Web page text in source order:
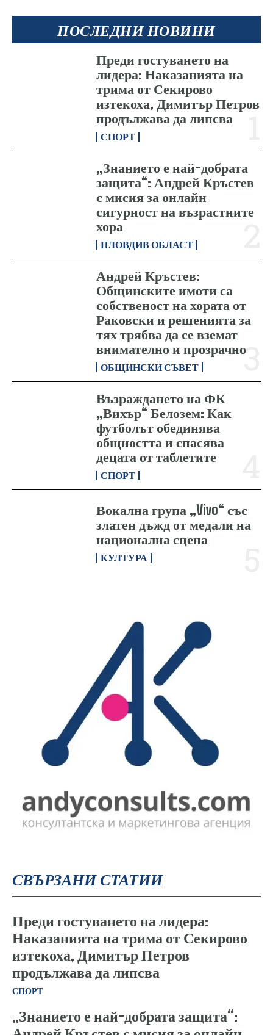
ПОСЛЕДНИ НОВИНИ
Преди гостуването на
лидера: Наказанията на
трима от Секирово
изтекоха, Димитър Петров
продължава да липсва
СПОРТ
„Знанието е най-добрата
защита“: Андрей Кръстев
с мисия за онлайн
сигурност на възрастните
хора
ПЛОВДИВ ОБЛАСТ
Андрей Кръстев:
Общинските имоти са
собственост на хората от
Раковски и решенията за
тях трябва да се вземат
внимателно и прозрачно
ОБЩИНСКИ СЪВЕТ
Възраждането на ФК
„Вихър“ Белозем: Как
футболът обединява
общността и спасява
децата от таблетите
СПОРТ
Вокална група „Vivo“ със
златен дъжд от медали на
национална сцена
КУЛТУРА
СВЪРЗАНИ СТАТИИ
Преди гостуването на лидера:
Наказанията на трима от Секирово
изтекоха, Димитър Петров
продължава да липсва
СПОРТ
„Знанието е най-добрата защита“: